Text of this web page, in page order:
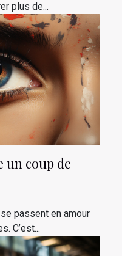
plus de...
coup de
passent en amour
C’est...